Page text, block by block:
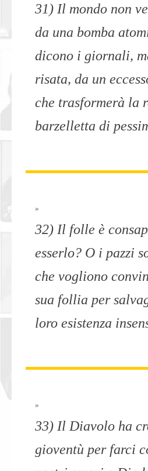
31) Il mondo non
da una bomba
dicono i giornali,
risata, da un
che trasformerà la
barzelletta di
»
32) Il folle è
esserlo? O i pazzi
che vogliono
sua follia per
loro esistenza
»
33) Il Diavolo ha
gioventù per farci